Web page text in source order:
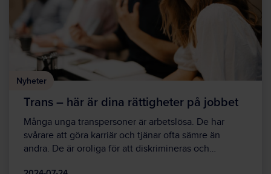
Nyheter
Trans – här är dina rättigheter på jobbet
Många unga transpersoner är arbetslösa. De har
svårare att göra karriär och tjänar ofta sämre än
andra. De är oroliga för att diskrimineras och…